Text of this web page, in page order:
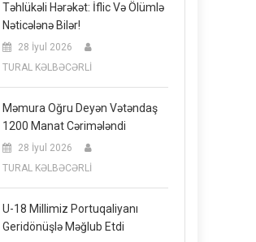
Təhlükəli Hərəkət: İflic Və Ölümlə
Nəticələnə Bilər!
28 İyul 2026
TURAL KƏLBƏCƏRLİ
Məmura Oğru Deyən Vətəndaş
1200 Manat Cərimələndi
28 İyul 2026
TURAL KƏLBƏCƏRLİ
U-18 Millimiz Portuqaliyanı
Geridönüşlə Məğlub Etdi